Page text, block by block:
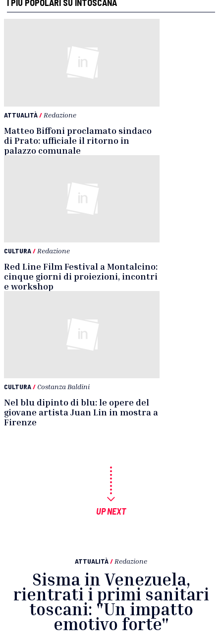
I PIÙ POPOLARI SU INTOSCANA
ATTUALITÀ/ Redazione
Matteo Biffoni proclamato sindaco
di Prato: ufficiale il ritorno in
palazzo comunale
CULTURA/ Redazione
Red Line Film Festival a Montalcino:
cinque giorni di proiezioni, incontri
e workshop
CULTURA/ Costanza Baldini
Nel blu dipinto di blu: le opere del
giovane artista Juan Lin in mostra a
Firenze
UP NEXT
ATTUALITÀ/ Redazione
Sisma in Venezuela,
rientrati i primi sanitari
toscani: "Un impatto
emotivo forte"